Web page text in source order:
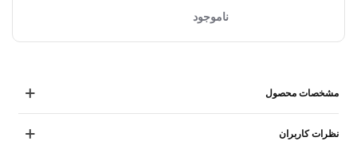
ناموجود
مشخصات محصول
نظرات کاربران